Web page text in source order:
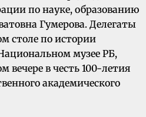
по науке, образованию
Гумерова. Делегаты
столе по истории
музее РБ,
в честь 100-летия
академического